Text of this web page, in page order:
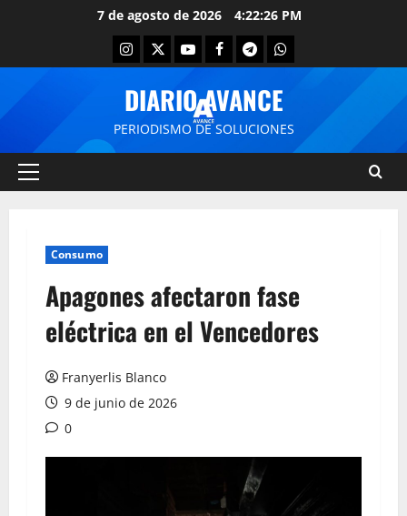
7 de agosto de 2026 4:22:26 PM
DIARIO AVANCE
PERIODISMO DE SOLUCIONES
Consumo
Apagones afectaron fase
eléctrica en el Vencedores
Franyerlis Blanco
9 de junio de 2026
0